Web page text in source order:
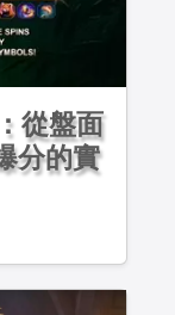
從盤面
分的實